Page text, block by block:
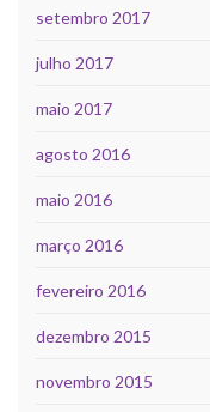
setembro 2017
julho 2017
maio 2017
agosto 2016
maio 2016
março 2016
fevereiro 2016
dezembro 2015
novembro 2015